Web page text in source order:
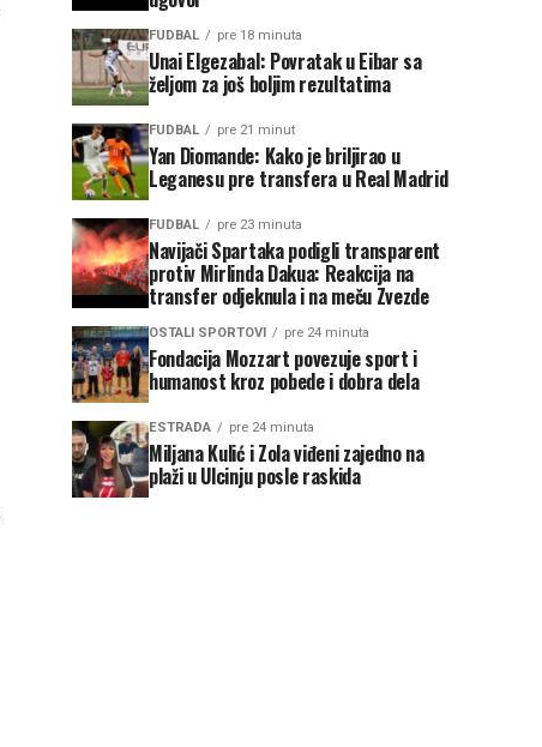
FUDBAL pre 18 minuta
Unai Elgezabal: Povratak u Eibar sa
željom za još boljim rezultatima
FUDBAL pre 21 minut
Yan Diomande: Kako je briljirao u
Leganesu pre transfera u Real Madrid
FUDBAL pre 23 minuta
Navijači Spartaka podigli transparent
protiv Mirlinda Dakua: Reakcija na
transfer odjeknula i na meču Zvezde
OSTALI SPORTOVI pre 24 minuta
Fondacija Mozzart povezuje sport i
humanost kroz pobede i dobra dela
ESTRADA pre 24 minuta
Miljana Kulić i Zola viđeni zajedno na
plaži u Ulcinju posle raskida